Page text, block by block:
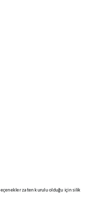
zaten kurulu olduğu için silik